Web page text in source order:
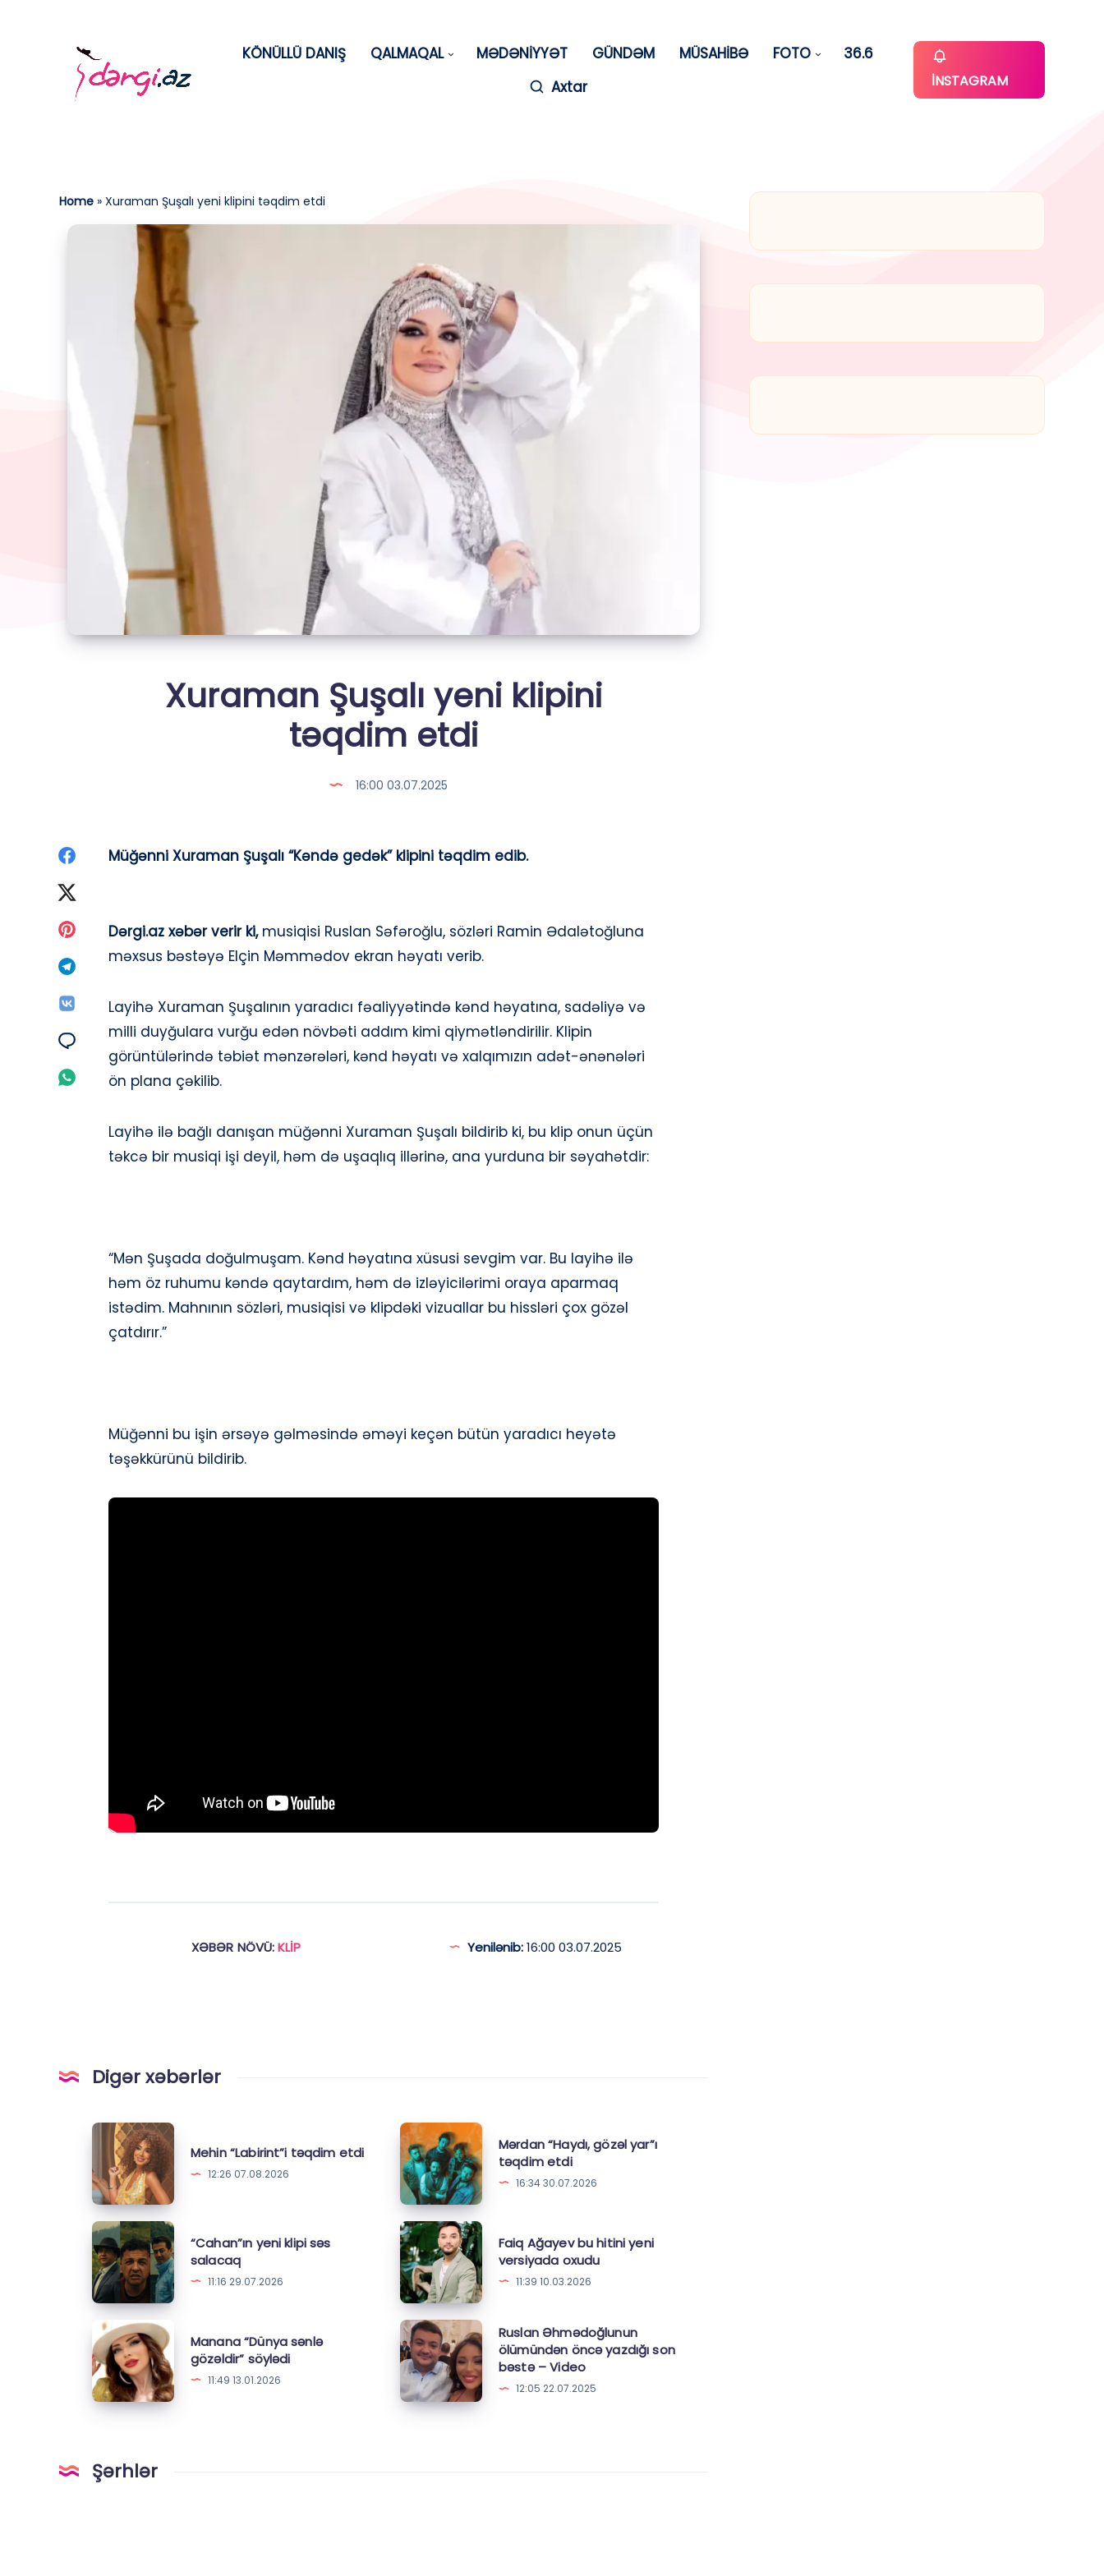
KÖNÜLLÜ DANIŞ QALMAQAL MƏDƏNİYYƏT GÜNDƏM MÜSAHİBƏ FOTO
36.6
Axtar
İNSTAGRAM
Home » Xuraman Şuşalı yeni klipini təqdim etdi
Xuraman Şuşalı yeni klipini
təqdim etdi
16:00 03.07.2025
Paylaş
Twitter
Paylaş
Pinterest
Paylaş
Telegram
Paylaş
Paylaş
Email
Paylaş
Müğənni Xuraman Şuşalı “Kəndə gedək” klipini təqdim edib.
Dərgi.az xəbər verir ki, musiqisi Ruslan Səfəroğlu, sözləri Ramin Ədalətoğluna
məxsus bəstəyə Elçin Məmmədov ekran həyatı verib.
Layihə Xuraman Şuşalının yaradıcı fəaliyyətində kənd həyatına, sadəliyə və
milli duyğulara vurğu edən növbəti addım kimi qiymətləndirilir. Klipin
görüntülərində təbiət mənzərələri, kənd həyatı və xalqımızın adət-ənənələri
ön plana çəkilib.
Layihə ilə bağlı danışan müğənni Xuraman Şuşalı bildirib ki, bu klip onun üçün
təkcə bir musiqi işi deyil, həm də uşaqlıq illərinə, ana yurduna bir səyahətdir:
“Mən Şuşada doğulmuşam. Kənd həyatına xüsusi sevgim var. Bu layihə ilə
həm öz ruhumu kəndə qaytardım, həm də izləyicilərimi oraya aparmaq
istədim. Mahnının sözləri, musiqisi və klipdəki vizuallar bu hissləri çox gözəl
çatdırır.”
Müğənni bu işin ərsəyə gəlməsində əməyi keçən bütün yaradıcı heyətə
təşəkkürünü bildirib.
XƏBƏR NÖVÜ: KLİP Yenilənib:16:00 03.07.2025
Digər xəbərlər
Mehin
“Labirint”i
təqdim
etdi
Mehin “Labirint”i təqdim etdi
12:26 07.08.2026
Mərdan
“Haydı,
gözəl
yar”ı
təqdim
etdi
Mərdan “Haydı, gözəl yar”ı
təqdim etdi
16:34 30.07.2026
“Cahan”ın
yeni
klipi
səs
salacaq
“Cahan”ın yeni klipi səs
salacaq
11:16 29.07.2026
Faiq
Ağayev
bu
hitini
yeni
versiyada
oxudu
Faiq Ağayev bu hitini yeni
versiyada oxudu
11:39 10.03.2026
Manana
“Dünya
sənlə
gözəldir”
Manana “Dünya sənlə
gözəldir” söylədi
11:49 13.01.2026
Ruslan
Əhmədoğlunun
ölümündən
öncə
bəstə
Ruslan Əhmədoğlunun
ölümündən öncə yazdığı son
bəstə – Video
12:05 22.07.2025
Şərhlər